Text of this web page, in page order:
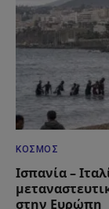
ΚΌΣΜΟΣ
Ισπανία –
στην Ευρώπη